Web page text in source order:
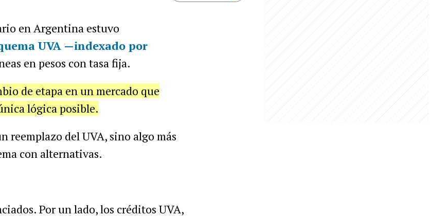
en Argentina estuvo
UVA —indexado por
en pesos con tasa fija.
de etapa en un mercado que
lógica posible.
reemplazo del UVA, sino algo más
con alternativas.
Por un lado, los créditos UVA,